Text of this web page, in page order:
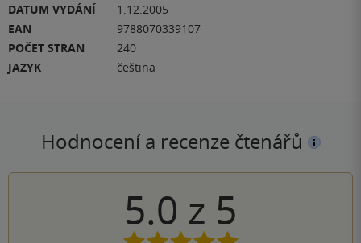
DATUM VYDÁNÍ
1.12.2005
EAN
9788070339107
POČET STRAN
240
JAZYK
čeština
Hodnocení a recenze čtenářů
5.0 z 5